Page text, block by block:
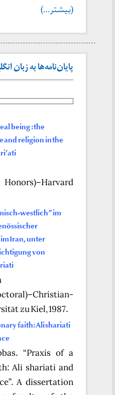
(بیشتر…)
پایان‌نامه‌ها به زبان
being : the
religion in the
westlich” im
Iran, unter
von
zu Kiel, 1987.
faith: Ali shariati
“Praxis of a
Ali shariati and
A dissertation